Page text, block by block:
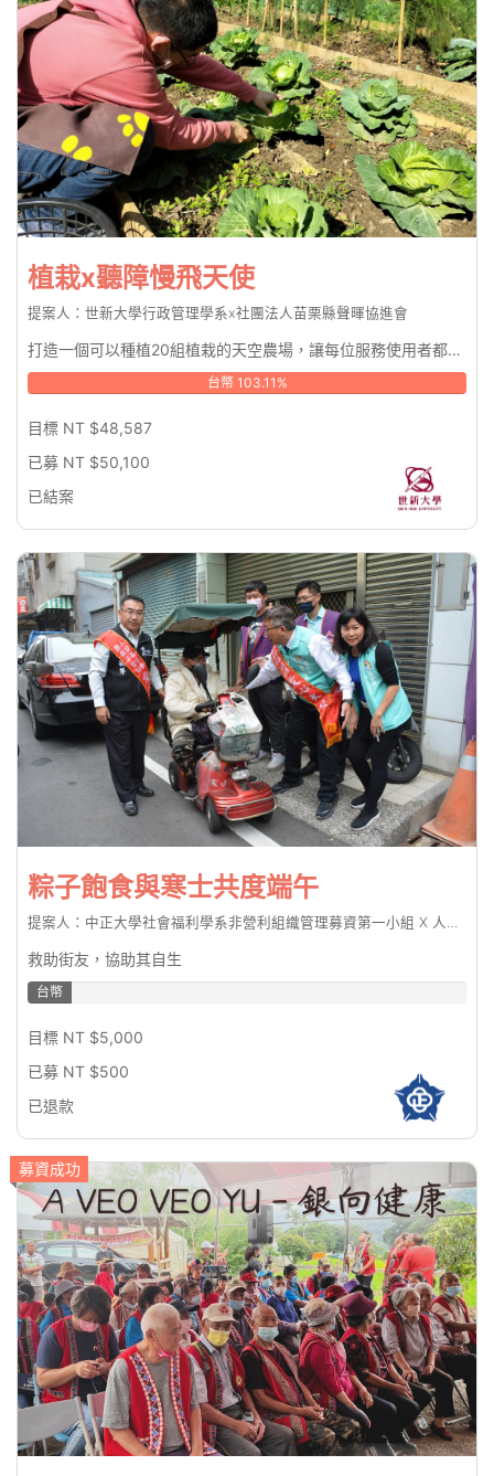
植栽x聽障慢飛天使
提案人：世新大學行政管理學系x社團法人苗栗縣聲暉協進會
打造一個可以種植20組植栽的天空農場，讓每位服務使用者都可以照顧自己所種植的蔬菜。
台幣 103.11%
目標 NT $48,587
已募 NT $50,100
已結案
粽子飽食與寒士共度端午
救助街友，協助其自生
台幣
目標 NT $5,000
已募 NT $500
已退款
募資成功